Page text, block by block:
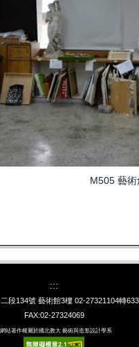
M505 藝
:::
段134號 藝術館3樓 02-27321104轉
FAX:02-27324069
站著作權屬於國北教大 藝術與造形設計學系